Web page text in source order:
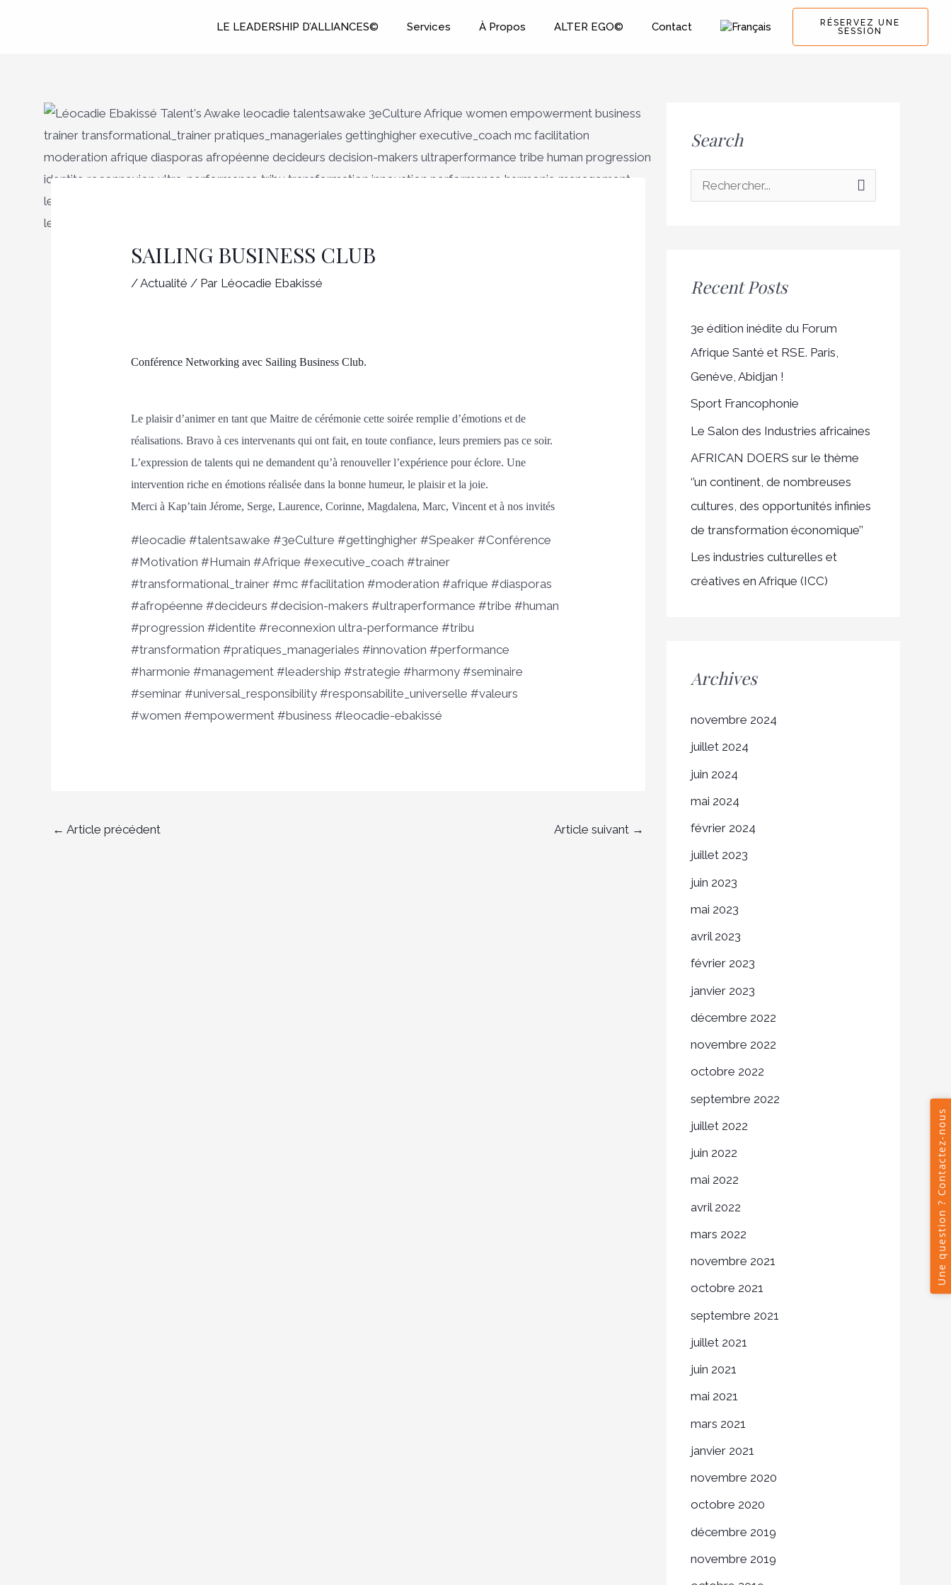
LE LEADERSHIP D’ALLIANCES© Services À Propos ALTER EGO© Contact
RÉSERVEZ UNE
SESSION
SAILING BUSINESS CLUB
/Actualité / Par Léocadie Ebakissé
Conférence Networking avec Sailing Business Club.
Le plaisir d’animer en tant que Maitre de cérémonie cette soirée remplie d’émotions et de
réalisations. Bravo à ces intervenants qui ont fait, en toute confiance, leurs premiers pas ce soir.
L’expression de talents qui ne demandent qu’à renouveller l’expérience pour éclore. Une
intervention riche en émotions réalisée dans la bonne humeur, le plaisir et la joie.
Merci à Kap’tain Jérome, Serge, Laurence, Corinne, Magdalena, Marc, Vincent et à nos invités
#leocadie #talentsawake #3eCulture #gettinghigher #Speaker #Conférence
#Motivation #Humain #Afrique #executive_coach #trainer
#transformational_trainer #mc #facilitation #moderation #afrique #diasporas
#afropéenne #decideurs #decision-makers #ultraperformance #tribe #human
#progression #identite #reconnexion ultra-performance #tribu
#transformation #pratiques_manageriales #innovation #performance
#harmonie #management #leadership #strategie #harmony #seminaire
#seminar #universal_responsibility #responsabilite_universelle #valeurs
#women #empowerment #business #leocadie-ebakissé
Navigation
des
articles
← Article précédent Article suivant →
Search
e
c
h
e
r
Recent Posts
3e édition inédite du Forum
Afrique Santé et RSE. Paris,
Genève, Abidjan !
Sport Francophonie
Le Salon des Industries africaines
AFRICAN DOERS sur le thème
‘’un continent, de nombreuses
cultures, des opportunités infinies
de transformation économique’’
Les industries culturelles et
créatives en Afrique (ICC)
Archives
novembre 2024
juillet 2024
juin 2024
mai 2024
février 2024
juillet 2023
juin 2023
mai 2023
avril 2023
février 2023
janvier 2023
décembre 2022
novembre 2022
octobre 2022
septembre 2022
juillet 2022
juin 2022
mai 2022
avril 2022
mars 2022
novembre 2021
octobre 2021
septembre 2021
juillet 2021
juin 2021
mai 2021
mars 2021
janvier 2021
novembre 2020
octobre 2020
décembre 2019
novembre 2019